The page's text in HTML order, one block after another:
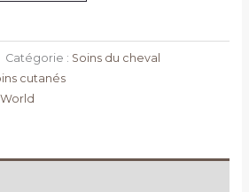
Catégorie : Soins du cheval
cutanés